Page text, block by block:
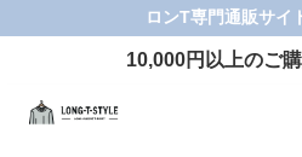
ロンT専門通販サイ
10,000円以上のご